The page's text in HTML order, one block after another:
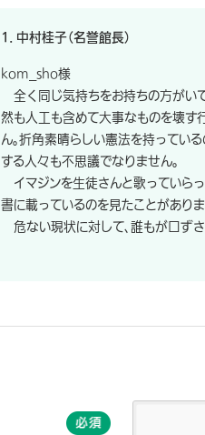
1. 中村桂子（名誉館長）
kom_sho様
全く同じ気持ちをお持ちの方がい
然も人工も含めて大事なものを壊す
ん。折角素晴らしい憲法を持ってい
する人々も不思議でなりません。
イマジンを生徒さんと歌っていら
書に載っているのを見たことがありま
危ない現状に対して、誰もが口ず
中村